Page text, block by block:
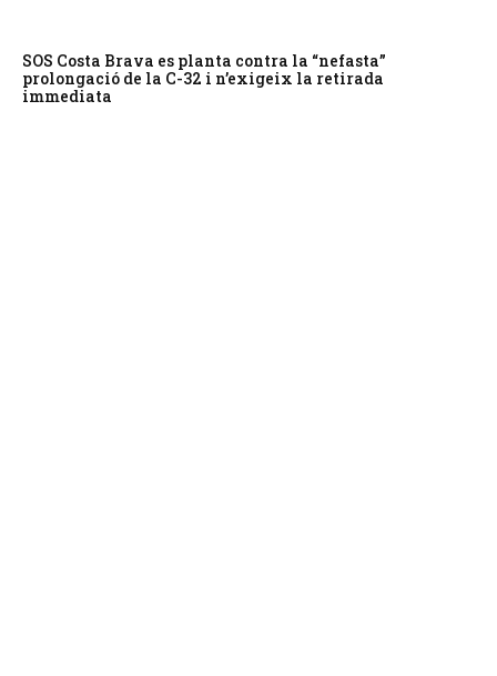
SOS Costa Brava es planta contra la “nefasta”
prolongació de la C-32 i n’exigeix la retirada
immediata